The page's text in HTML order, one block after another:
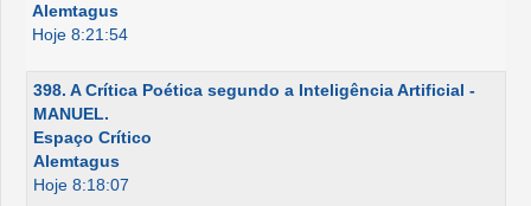
Alemtagus
Hoje 8:21:54
398. A Crítica Poética segundo a Inteligência Artificial -
MANUEL.
Espaço Crítico
Alemtagus
Hoje 8:18:07